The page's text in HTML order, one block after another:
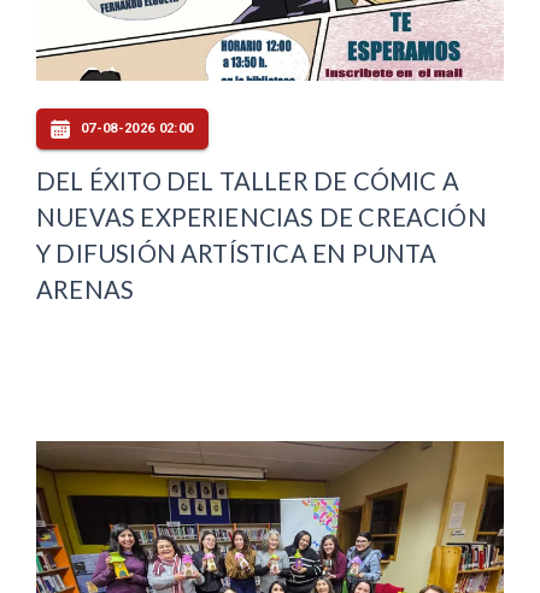
07-08-2026 02:00
DEL ÉXITO DEL TALLER DE CÓMIC A
NUEVAS EXPERIENCIAS DE CREACIÓN
Y DIFUSIÓN ARTÍSTICA EN PUNTA
ARENAS